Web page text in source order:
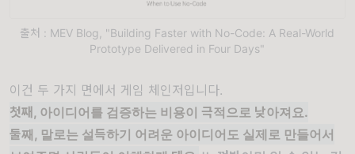
출처 : MEV Blog, "Building Faster with No-Code: A Real-World
Prototype Delivered in Four Days"
이건 두 가지 면에서 게임 체인저입니다.
첫째, 아이디어를 검증하는 비용이 극적으로 낮아져요.
둘째, 말로는 설득하기 어려운 아이디어도 실제로 만들어서